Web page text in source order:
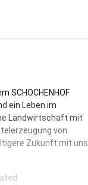
SCHOCHENHOF
ein Leben im
Landwirtschaft mit
von
Zukunft mit uns